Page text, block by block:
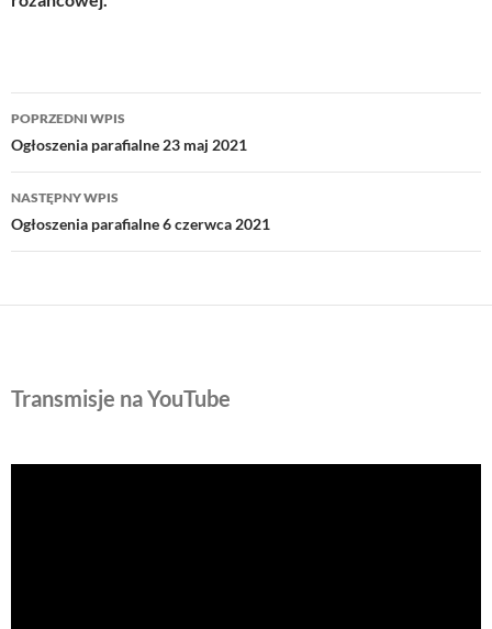
Nawigacja
wpisu
POPRZEDNI WPIS
Ogłoszenia parafialne 23 maj 2021
NASTĘPNY WPIS
Ogłoszenia parafialne 6 czerwca 2021
Transmisje na YouTube